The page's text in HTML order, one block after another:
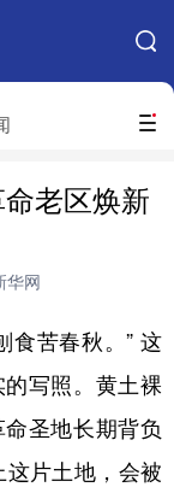
山西
湖南
重庆
西藏
老区焕新
华网
苦春秋。” 这
写照。黄土裸
圣地长期背负
这片土地，会被